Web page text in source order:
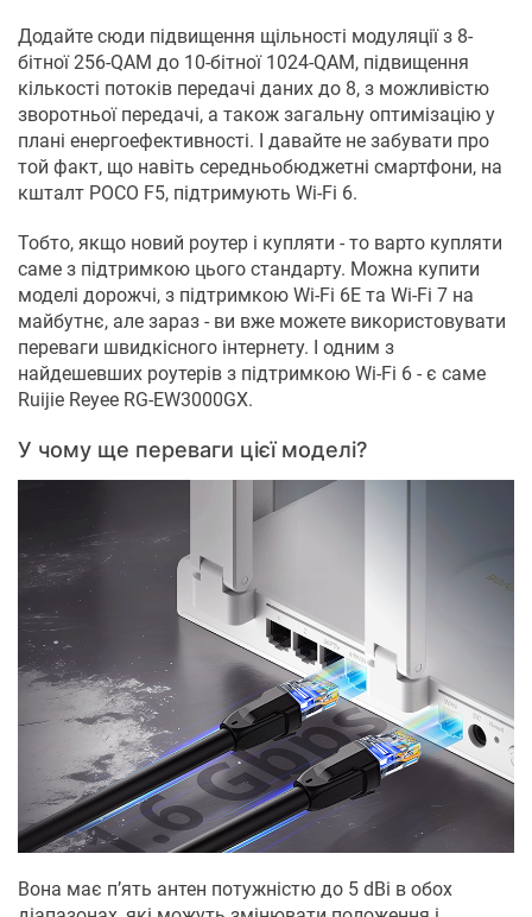
Додайте сюди підвищення щільності модуляції з 8-
бітної 256-QAM до 10-бітної 1024-QAM, підвищення
кількості потоків передачі даних до 8, з можливістю
зворотньої передачі, а також загальну оптимізацію у
плані енергоефективності. І давайте не забувати про
той факт, що навіть середньобюджетні смартфони, на
кшталт POCO F5, підтримують Wi-Fi 6.
Тобто, якщо новий роутер і купляти - то варто купляти
саме з підтримкою цього стандарту. Можна купити
моделі дорожчі, з підтримкою Wi-Fi 6E та Wi-Fi 7 на
майбутнє, але зараз - ви вже можете використовувати
переваги швидкісного інтернету. І одним з
найдешевших роутерів з підтримкою Wi-Fi 6 - є саме
Ruijie Reyee RG-EW3000GX.
У чому ще переваги цієї моделі?
Вона має п’ять антен потужністю до 5 dBi в обох